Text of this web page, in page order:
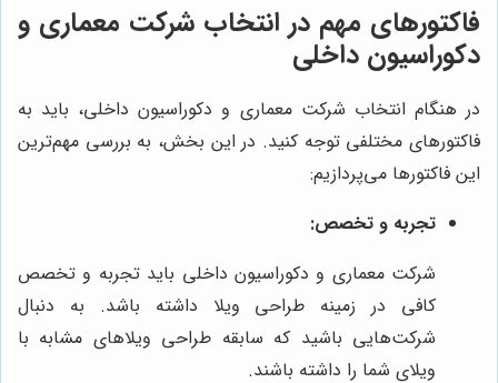
فاکتورهای مهم در انتخاب شرکت معماری و
دکوراسیون داخلی
در هنگام انتخاب شرکت معماری و دکوراسیون داخلی، باید به
فاکتورهای مختلفی توجه کنید. در این بخش، به بررسی مهم‌ترین
این فاکتورها می‌پردازیم:
تجربه و تخصص:
شرکت معماری و دکوراسیون داخلی باید تجربه و تخصص
کافی در زمینه طراحی ویلا داشته باشد. به دنبال
شرکت‌هایی باشید که سابقه طراحی ویلاهای مشابه با
ویلای شما را داشته باشند.